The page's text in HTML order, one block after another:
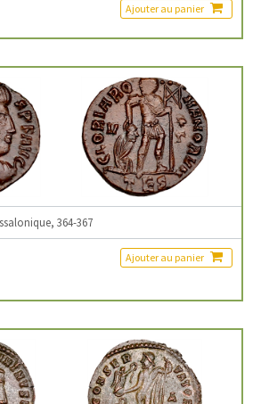
Ajouter au panier
364-367
Ajouter au panier